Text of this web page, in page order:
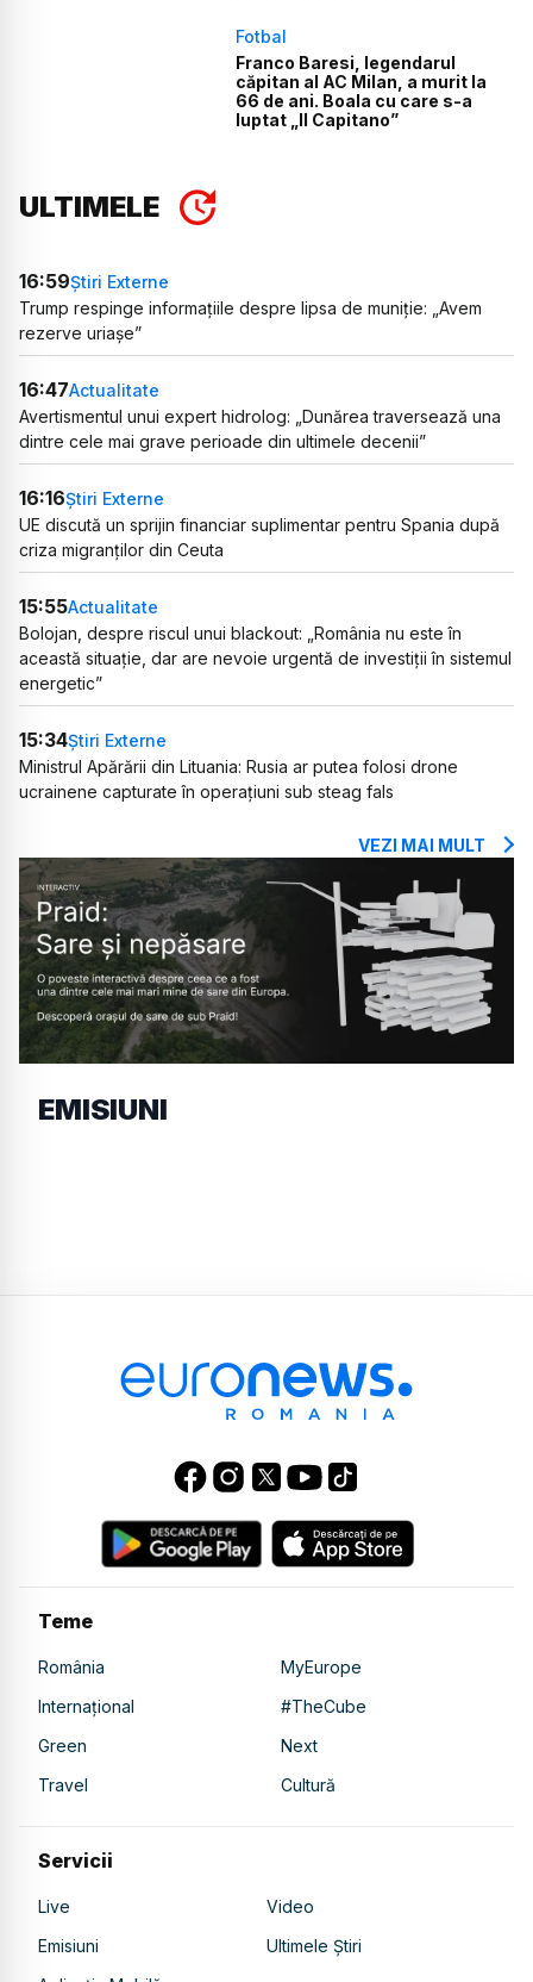
Fotbal
Franco Baresi, legendarul
căpitan al AC Milan, a murit la
66 de ani. Boala cu care s-a
luptat „Il Capitano”
ULTIMELE
16:59Știri Externe
Trump respinge informațiile despre lipsa de muniție: „Avem
rezerve uriașe”
16:47Actualitate
Avertismentul unui expert hidrolog: „Dunărea traversează una
dintre cele mai grave perioade din ultimele decenii”
16:16Știri Externe
UE discută un sprijin financiar suplimentar pentru Spania după
criza migranților din Ceuta
15:55Actualitate
Bolojan, despre riscul unui blackout: „România nu este în
această situație, dar are nevoie urgentă de investiții în sistemul
energetic”
15:34Știri Externe
Ministrul Apărării din Lituania: Rusia ar putea folosi drone
ucrainene capturate în operațiuni sub steag fals
VEZI MAI MULT
EMISIUNI
Teme
România
MyEurope
Internațional
#TheCube
Green
Next
Travel
Cultură
Servicii
Live
Video
Emisiuni
Ultimele Știri